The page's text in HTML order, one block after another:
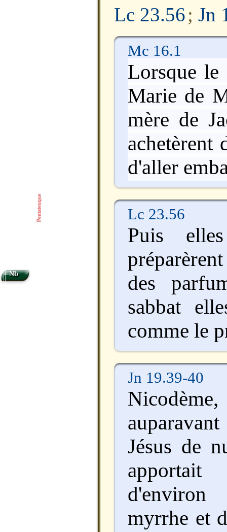
Lc 23.56; Jn
Mc 16.1
Lorsque le
Marie de
mère de
achetèrent
d'aller
Lc 23.56
Puis
des
sabbat
comme le
Jn 19.39-40
Jésus de
myrrhe et
Nb
Pentateuque